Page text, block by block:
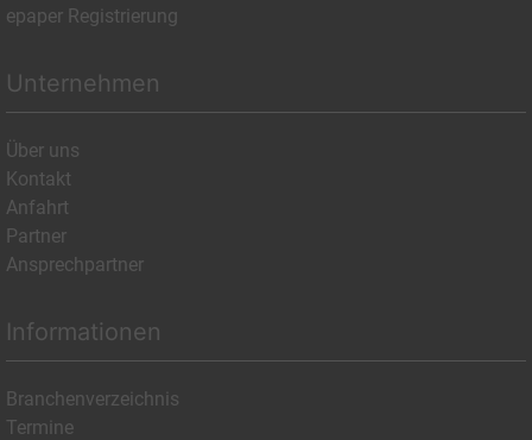
epaper Registrierung
Unternehmen
Über uns
Kontakt
Anfahrt
Partner
Ansprechpartner
Informationen
Branchenverzeichnis
Termine